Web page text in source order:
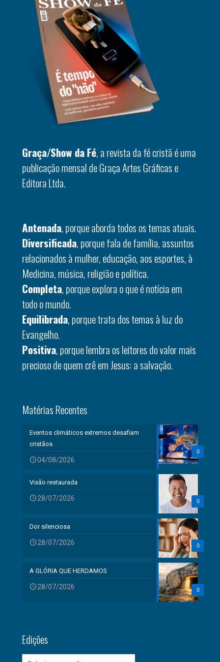
Graça/Show da Fé, a revista da fé cristã é uma
publicação mensal de Graça Artes Gráficas e
Editora Ltda.
Antenada, porque aborda todos os temas atuais.
Diversificada, porque fala de família, assuntos
relacionados à mulher, educação, aos esportes, à
Medicina, música, religião e política.
Completa, porque explora o que é notícia em
todo o mundo.
Equilibrada, porque trata dos temas à luz do
Evangelho.
Positiva, porque lembra os leitores do valor mais
precioso de quem crê em Jesus: a salvação.
Matérias Recentes
0
Eventos climáticos extremos desafiam
cristãos
04/08/2026
0
Visão restaurada
28/07/2026
0
Dor silenciosa
28/07/2026
0
A GLÓRIA QUE HERDAMOS
28/07/2026
Edições